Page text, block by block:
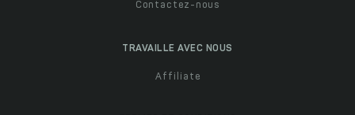
Contactez-nous
TRAVAILLE AVEC NOUS
Affiliate